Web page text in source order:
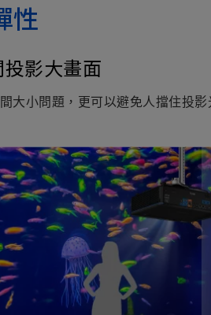
性
影大畫面
大小問題，更可以避免人擋住投